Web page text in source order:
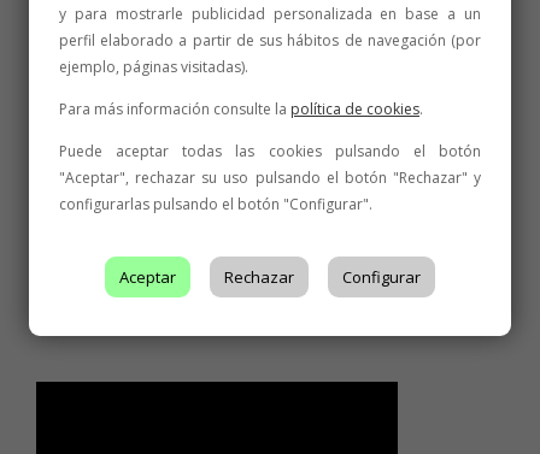
y para mostrarle publicidad personalizada en base a un
perfil elaborado a partir de sus hábitos de navegación (por
ejemplo, páginas visitadas).
Para más información consulte la política de cookies.
Puede aceptar todas las cookies pulsando el botón
"Aceptar", rechazar su uso pulsando el botón "Rechazar" y
configurarlas pulsando el botón "Configurar".
Aceptar Rechazar Configurar